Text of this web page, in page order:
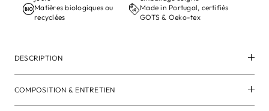
Matières biologiques ou
recyclées
Made in Portugal, certifiés
GOTS & Oeko-tex
DESCRIPTION
COMPOSITION & ENTRETIEN